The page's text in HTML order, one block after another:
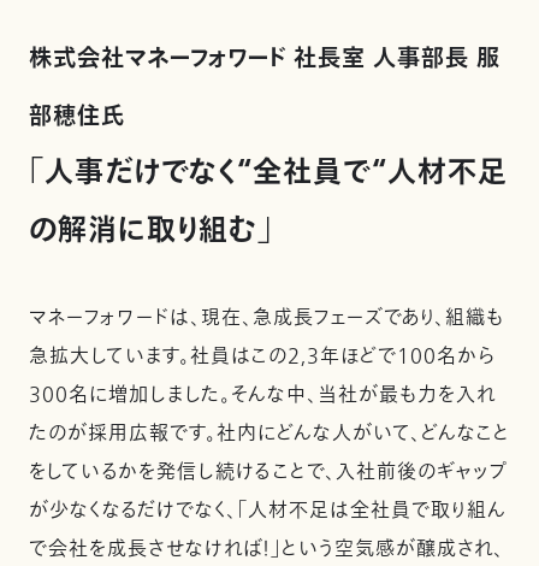
株式会社マネーフォワード 社長室 人事部長 服
部穂住氏
「人事だけでなく“全社員で“人材不足
の解消に取り組む」
マネーフォワードは、現在、急成長フェーズであり、組織も
急拡大しています。社員はこの2,3年ほどで100名から
300名に増加しました。そんな中、当社が最も力を入れ
たのが採用広報です。社内にどんな人がいて、どんなこと
をしているかを発信し続けることで、入社前後のギャップ
が少なくなるだけでなく、「人材不足は全社員で取り組ん
で会社を成長させなければ！」という空気感が醸成され、